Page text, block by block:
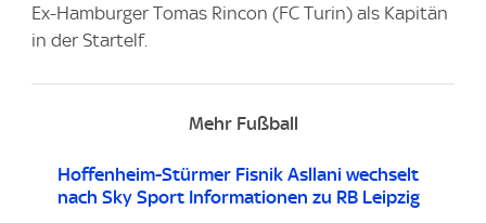
Ex-Hamburger Tomas Rincon (FC Turin) als Kapitän
in der Startelf.
Mehr Fußball
Hoffenheim-Stürmer Fisnik Asllani wechselt
nach Sky Sport Informationen zu RB Leipzig